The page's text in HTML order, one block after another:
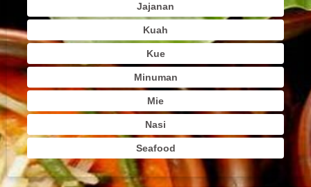
Jajanan
Kuah
Kue
Minuman
Mie
Nasi
Seafood